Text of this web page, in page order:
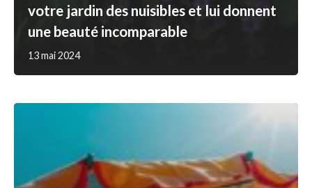
votre jardin des nuisibles et lui donnent
une beauté incomparable
13 mai 2024